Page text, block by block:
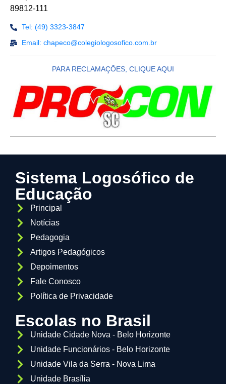
89812-111
Tel: (49) 3323-3847
Email: chapeco@colegiologosofico.com.br
PARA RECLAMAÇÕES, CLIQUE AQUI
Sistema Logosófico de
Educação
Principal
Notícias
Pedagogia
Artigos Pedagógicos
Depoimentos
Fale Conosco
Política de Privacidade
Escolas no Brasil
Unidade Cidade Nova - Belo Horizonte
Unidade Funcionários - Belo Horizonte
Unidade Vila da Serra - Nova Lima
Unidade Brasília